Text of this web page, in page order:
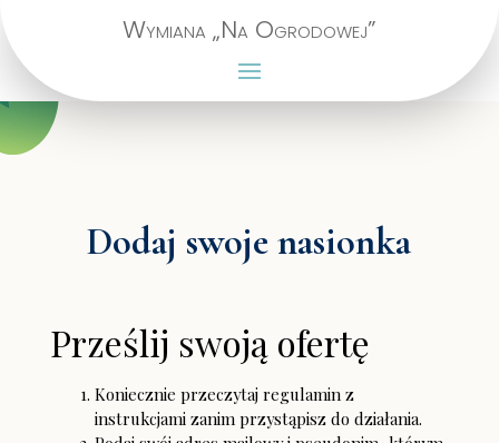
Wymiana „Na Ogrodowej”
Dodaj swoje nasionka